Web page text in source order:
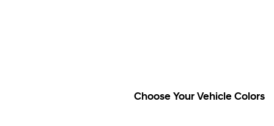
Choose Your Vehicle Colors